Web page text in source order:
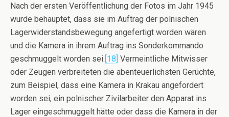
Nach der ersten Veröffentlichung der Fotos im Jahr 1945
wurde behauptet, dass sie im Auftrag der polnischen
Lagerwiderstandsbewegung angefertigt worden wären
und die Kamera in ihrem Auftrag ins Sonderkommando
geschmuggelt worden sei. [18] Vermeintliche Mitwisser
oder Zeugen verbreiteten die abenteuerlichsten Gerüchte,
zum Beispiel, dass eine Kamera in Krakau angefordert
worden sei, ein polnischer Zivilarbeiter den Apparat ins
Lager eingeschmuggelt hätte oder dass die Kamera in der